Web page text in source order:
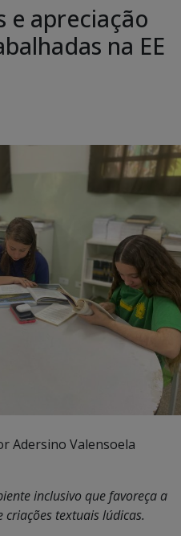
e apreciação
na EE
Adersino Valensoela
inclusivo que favoreça a
textuais lúdicas.